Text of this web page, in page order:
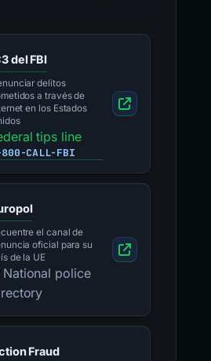
el incidente y
del FBI
delitos
a través de
en los Estados
tips line
CALL-FBI
el canal de
oficial para su
de la UE
police